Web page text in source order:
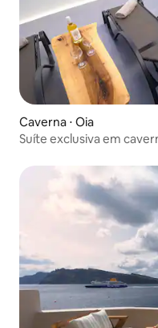
Caverna ⋅ Oia
Suíte exclusiva em